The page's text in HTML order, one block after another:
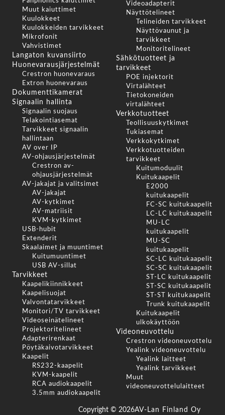
Muut kaiuttimet
Kuulokkeet
Kuulokkeiden tarvikkeet
Mikrofonit
Vahvistimet
Langaton kuvansiirto
Huonevarausjärjestelmät
Crestron huonevaraus
Extron huonevaraus
Dokumenttikamerat
Signaalin hallinta
Signaalin suojaus
Telakointiasemat
Tarvikkeet signaalin
hallintaan
AV over IP
AV-ohjausjärjestelmät
Crestron av-
ohjausjärjestelmät
AV-jakajat ja valitsimet
AV-jakajat
AV-kytkimet
AV-matriisit
KVM-kytkimet
USB-hubit
Extenderit
Skaalaimet ja muuntimet
Kuitumuuntimet
USB AV-sillat
Tarvikkeet
Kaapelikiinnikkeet
Kaapelisuojat
Valvontatarvikkeet
Monitori/TV tarvikkeet
Videoseinätelineet
Projektoritelineet
Adapterirenkaat
Pöytäkaivotarvikkeet
Kaapelit
RS232-kaapelit
KVM-kaapelit
RCA audiokaapelit
3.5mm audiokaapelit
Videoadapterit
Näyttötelineet
Telineiden tarvikkeet
Näyttövaunut ja
tarvikkeet
Monitoritelineet
Sähkötuotteet ja
tarvikkeet
POE injektorit
Virtalähteet
Tietokoneiden
virtalähteet
Verkkotuotteet
Teollisuuskytkimet
Tukiasemat
Verkkokytkimet
Verkkotuotteiden
tarvikkeet
Kuitumoduulit
Kuitukaapelit
E2000
kuitukaapelit
FC-SC kuitukaapelit
LC-LC kuitukaapelit
MU-LC
kuitukaapelit
MU-SC
kuitukaapelit
SC-LC kuitukaapelit
SC-SC kuitukaapelit
ST-LC kuitukaapelit
ST-SC kuitukaapelit
ST-ST kuitukaapelit
Trunk kuitukaapelit
Kuitukaapelit
ulkokäyttöön
Videoneuvottelu
Crestron videoneuvottelu
Yealink videoneuvottelu
Yealink laitteet
Yealink tarvikkeet
Muut
videoneuvottelulaitteet
Copyright © 2026AV-Lan Finland Oy